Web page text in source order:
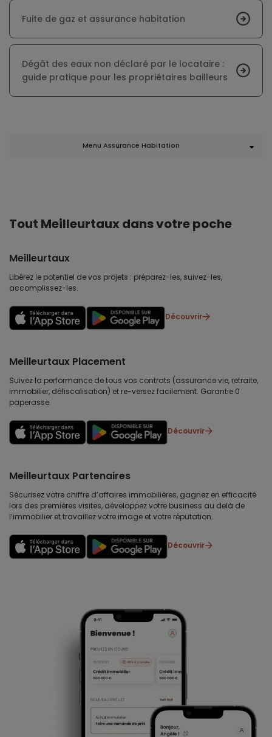
Fuite de gaz et assurance habitation
Dégât des eaux non déclaré par le locataire :
guide pratique pour les propriétaires bailleurs
Menu Assurance Habitation
Tout Meilleurtaux dans votre poche
Meilleurtaux
Libérez le potentiel de vos projets : préparez-les, suivez-les,
accomplissez-les.
Découvrir
Meilleurtaux Placement
Suivez la performance de tous vos contrats (assurance vie, retraite,
immobilier, défiscalisation) et re-versez facilement. Garantie 0
paperasse.
Découvrir
Meilleurtaux Partenaires
Sécurisez votre chiffre d’affaires immobilières, gagnez en efficacité
lors des premières visites, développez votre business au delà de
l’immobilier et travaillez votre image et votre réputation.
Découvrir